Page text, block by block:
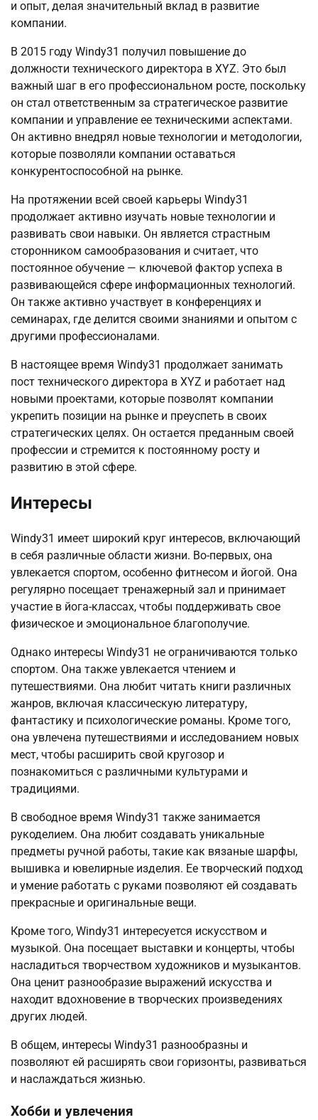
и опыт, делая значительный вклад в развитие
компании.
В 2015 году Windy31 получил повышение до
должности технического директора в XYZ. Это был
важный шаг в его профессиональном росте, поскольку
он стал ответственным за стратегическое развитие
компании и управление ее техническими аспектами.
Он активно внедрял новые технологии и методологии,
которые позволяли компании оставаться
конкурентоспособной на рынке.
На протяжении всей своей карьеры Windy31
продолжает активно изучать новые технологии и
развивать свои навыки. Он является страстным
сторонником самообразования и считает, что
постоянное обучение — ключевой фактор успеха в
развивающейся сфере информационных технологий.
Он также активно участвует в конференциях и
семинарах, где делится своими знаниями и опытом с
другими профессионалами.
В настоящее время Windy31 продолжает занимать
пост технического директора в XYZ и работает над
новыми проектами, которые позволят компании
укрепить позиции на рынке и преуспеть в своих
стратегических целях. Он остается преданным своей
профессии и стремится к постоянному росту и
развитию в этой сфере.
Интересы
Windy31 имеет широкий круг интересов, включающий
в себя различные области жизни. Во-первых, она
увлекается спортом, особенно фитнесом и йогой. Она
регулярно посещает тренажерный зал и принимает
участие в йога-классах, чтобы поддерживать свое
физическое и эмоциональное благополучие.
Однако интересы Windy31 не ограничиваются только
спортом. Она также увлекается чтением и
путешествиями. Она любит читать книги различных
жанров, включая классическую литературу,
фантастику и психологические романы. Кроме того,
она увлечена путешествиями и исследованием новых
мест, чтобы расширить свой кругозор и
познакомиться с различными культурами и
традициями.
В свободное время Windy31 также занимается
рукоделием. Она любит создавать уникальные
предметы ручной работы, такие как вязаные шарфы,
вышивка и ювелирные изделия. Ее творческий подход
и умение работать с руками позволяют ей создавать
прекрасные и оригинальные вещи.
Кроме того, Windy31 интересуется искусством и
музыкой. Она посещает выставки и концерты, чтобы
насладиться творчеством художников и музыкантов.
Она ценит разнообразие выражений искусства и
находит вдохновение в творческих произведениях
других людей.
В общем, интересы Windy31 разнообразны и
позволяют ей расширять свои горизонты, развиваться
и наслаждаться жизнью.
Хобби и увлечения